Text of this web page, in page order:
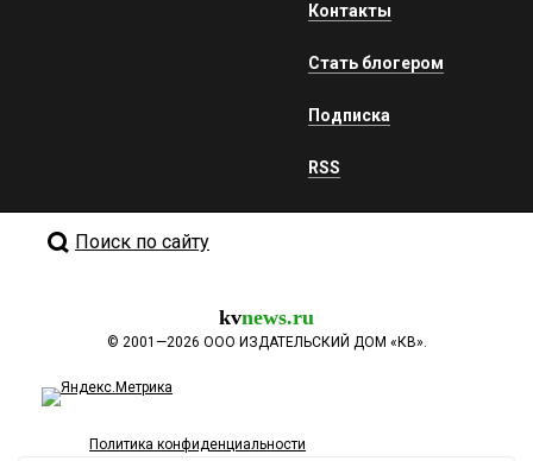
Контакты
Стать блогером
Подписка
RSS
Поиск по сайту
kvnews.ru
© 2001—2026 ООО ИЗДАТЕЛЬСКИЙ ДОМ «КВ».
Политика конфиденциальности